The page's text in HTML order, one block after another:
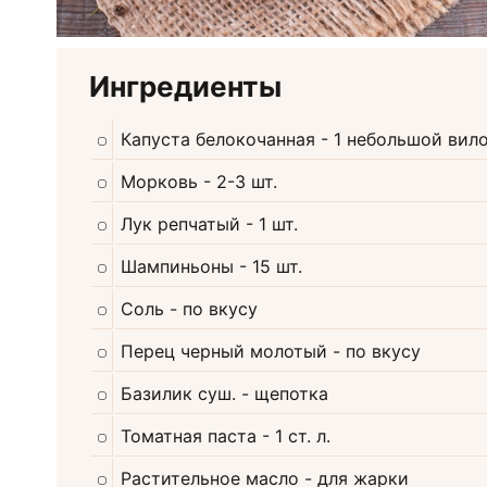
Ингредиенты
Капуста белокочанная - 1 небольшой
Морковь - 2-3 шт.
Лук репчатый - 1 шт.
Шампиньоны - 15 шт.
Соль - по вкусу
Перец черный молотый - по вкусу
Базилик суш. - щепотка
Томатная паста - 1 ст. л.
Растительное масло - для жарки